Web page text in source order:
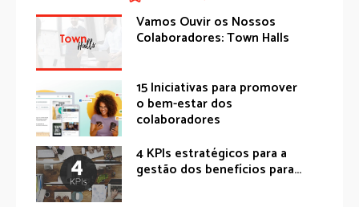
Vamos Ouvir os Nossos
Colaboradores: Town Halls
15 Iniciativas para promover
o bem-estar dos
colaboradores
4 KPIs estratégicos para a
gestão dos benefícios para...